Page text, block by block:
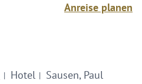
Anreise planen
Hotel Sausen, Paul